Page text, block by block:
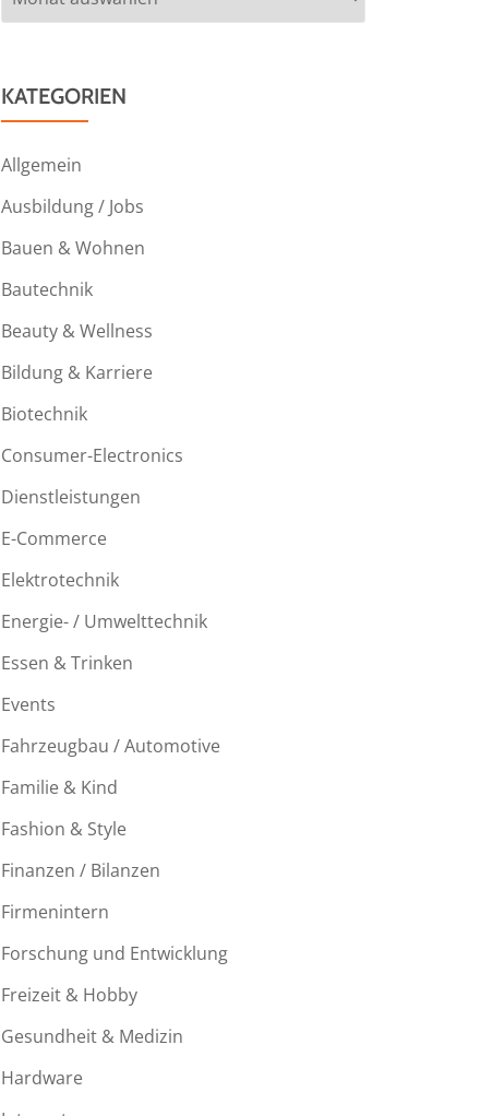
KATEGORIEN
Allgemein
Ausbildung / Jobs
Bauen & Wohnen
Bautechnik
Beauty & Wellness
Bildung & Karriere
Biotechnik
Consumer-Electronics
Dienstleistungen
E-Commerce
Elektrotechnik
Energie- / Umwelttechnik
Essen & Trinken
Events
Fahrzeugbau / Automotive
Familie & Kind
Fashion & Style
Finanzen / Bilanzen
Firmenintern
Forschung und Entwicklung
Freizeit & Hobby
Gesundheit & Medizin
Hardware